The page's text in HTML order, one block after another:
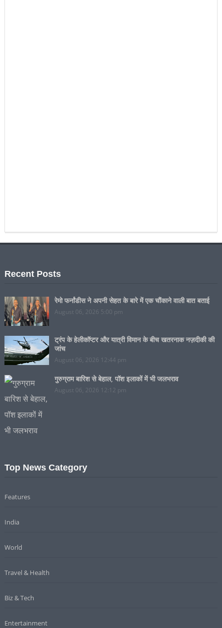
Recent Posts
रेमो फर्नांडीस ने अपनी सेहत के बारे में एक चौंकाने वाली बात बताई
August 06, 2026 5:00 pm
ट्रंप के हेलीकॉप्टर और यात्री विमान के बीच खतरनाक नज़दीकी की
जांच
August 06, 2026 12:44 pm
गुरुग्राम बारिश से बेहाल, पॉश इलाकों में भी जलभराव
August 06, 2026 12:12 pm
Top News Category
Features
India
World
Travel & Health
Biz & Tech
Entertainment